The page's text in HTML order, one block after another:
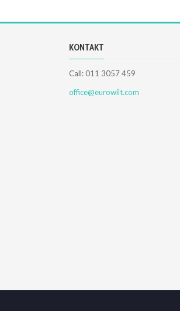
KONTAKT
Call: 011 3057 459
office@eurowilt.com